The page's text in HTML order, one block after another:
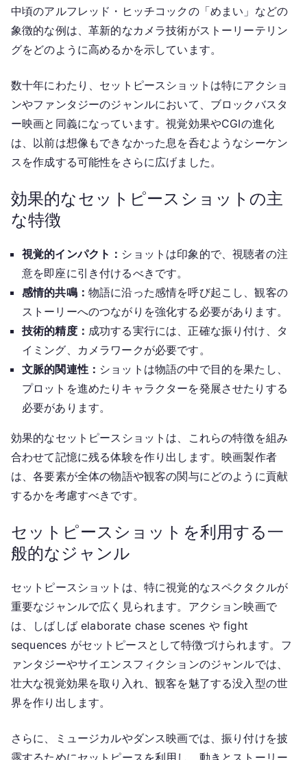
中頃のアルフレッド・ヒッチコックの「めまい」などの
象徴的な例は、革新的なカメラ技術がストーリーテリン
グをどのように高めるかを示しています。
数十年にわたり、セットピースショットは特にアクショ
ンやファンタジーのジャンルにおいて、ブロックバスタ
ー映画と同義になっています。視覚効果やCGIの進化
は、以前は想像もできなかった息を呑むようなシーケン
スを作成する可能性をさらに広げました。
効果的なセットピースショットの主
な特徴
視覚的インパクト： ショットは印象的で、視聴者の注
意を即座に引き付けるべきです。
感情的共鳴： 物語に沿った感情を呼び起こし、観客の
ストーリーへのつながりを強化する必要があります。
技術的精度： 成功する実行には、正確な振り付け、タ
イミング、カメラワークが必要です。
文脈的関連性： ショットは物語の中で目的を果たし、
プロットを進めたりキャラクターを発展させたりする
必要があります。
効果的なセットピースショットは、これらの特徴を組み
合わせて記憶に残る体験を作り出します。映画製作者
は、各要素が全体の物語や観客の関与にどのように貢献
するかを考慮すべきです。
セットピースショットを利用する一
般的なジャンル
セットピースショットは、特に視覚的なスペクタクルが
重要なジャンルで広く見られます。アクション映画で
は、しばしば elaborate chase scenes や fight
sequences がセットピースとして特徴づけられます。フ
ァンタジーやサイエンスフィクションのジャンルでは、
壮大な視覚効果を取り入れ、観客を魅了する没入型の世
界を作り出します。
さらに、ミュージカルやダンス映画では、振り付けを披